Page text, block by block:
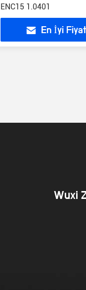
ENC15 1.0401
En İyi
Wuxi